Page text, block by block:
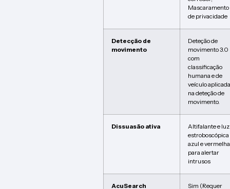
Mascaramento
de privacidade
Detecção de
movimento
Deteção de
movimento 3.0
com
classificação
humana e de
veículo aplicada
na deteção de
movimento.
Dissuasão ativa
Altifalante e luz
estroboscópica
azul e vermelha
para alertar
intrusos
AcuSearch Sim (Requer